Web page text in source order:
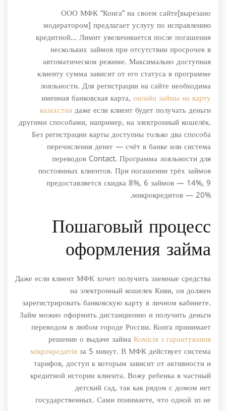
ООО МФК “Конга” на своем сайте[вырезано
модератором] предлагает услугу по исправлению
кредитной… Лимит увеличивается после погашения
нескольких займов при отсутствии просрочек в
автоматическом режиме. Максимально доступная
клиенту сумма зависит от его статуса в программе
лояльности. Для регистрации на сайте необходима
именная банковская карта, онлайн займы на карту
казахстандаже если клиент будет получать деньги
другими способами, например, на электронный кошелёк.
Без регистрации карты доступны только два способа
перечисления денег — счёт в банке или система
переводов Contact. Программа лояльности для
постоянных клиентов. При погашении трёх займов
предоставляется скидка 8%, 6 займов — 14%, 9
микрокредитов — 20%.
Пошаговый процесс
оформления займа
Даже если клиент МФК хочет получить заемные средства
на электронный кошелек Киви, он должен
зарегистрировать банковскую карту в личном кабинете.
Займ можно оформить дистанционно и получить деньги
переводом в любом городе России. Конга принимает
решение о выдаче займаКомісія з гарантування
мікрокредитівза 5 минут. В МФК действует система
тарифов, доступ к которым зависит от активности и
кредитной истории клиента. Вожу ребенка в частный
детский сад, так как рядом с домом нет
государственных. Сами понимаете, что одной зп не